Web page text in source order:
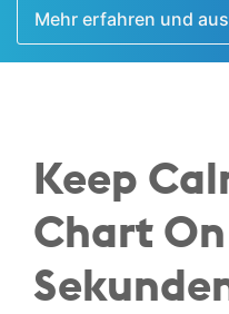
Mehr erfahren und
Keep
Chart